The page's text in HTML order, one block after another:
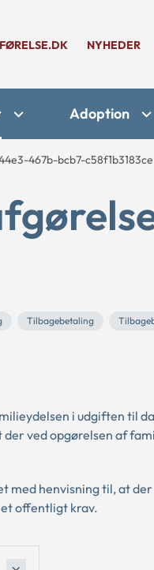
NYHEDER
Adoption
467b-bcb7-c58f1b3183ce
Tilbagebetaling
i udgiften til
ved opgørelsen af
med henvisning til, at
offentligt krav.